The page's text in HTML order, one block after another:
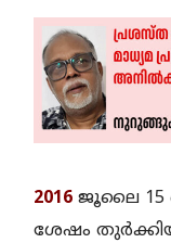
2016 ജൂലൈ 15
ശേഷം